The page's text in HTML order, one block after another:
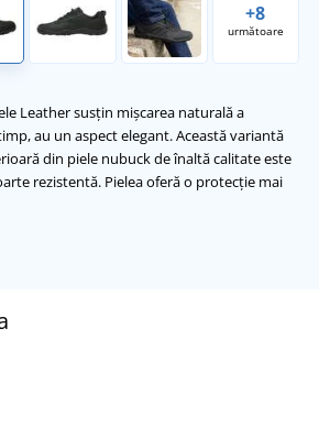
+8
următoare
Leather susțin mișcarea naturală a
au un aspect elegant. Această variantă
din piele nubuck de înaltă calitate este
rezistentă. Pielea oferă o protecție mai